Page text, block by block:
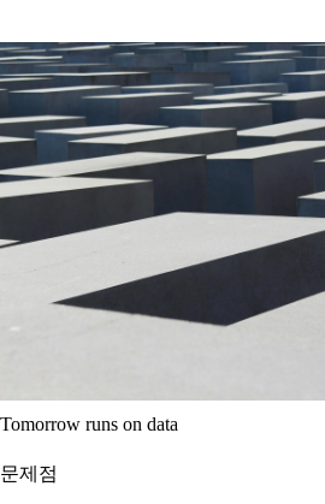
Tomorrow runs on data
문제점